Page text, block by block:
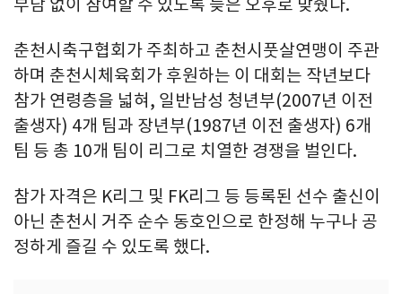
부담 없이 참여할 수 있도록 늦은 오후로 맞췄다.
춘천시축구협회가 주최하고 춘천시풋살연맹이 주관
하며 춘천시체육회가 후원하는 이 대회는 작년보다
참가 연령층을 넓혀, 일반남성 청년부(2007년 이전
출생자) 4개 팀과 장년부(1987년 이전 출생자) 6개
팀 등 총 10개 팀이 리그로 치열한 경쟁을 벌인다.
참가 자격은 K리그 및 FK리그 등 등록된 선수 출신이
아닌 춘천시 거주 순수 동호인으로 한정해 누구나 공
정하게 즐길 수 있도록 했다.